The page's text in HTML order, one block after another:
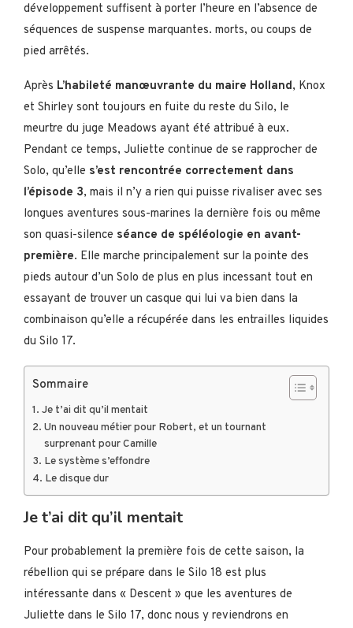
développement suffisent à porter l’heure en l’absence de
séquences de suspense marquantes. morts, ou coups de
pied arrêtés.
Après L’habileté manœuvrante du maire Holland, Knox
et Shirley sont toujours en fuite du reste du Silo, le
meurtre du juge Meadows ayant été attribué à eux.
Pendant ce temps, Juliette continue de se rapprocher de
Solo, qu’elle s’est rencontrée correctement dans
l’épisode 3, mais il n’y a rien qui puisse rivaliser avec ses
longues aventures sous-marines la dernière fois ou même
son quasi-silence séance de spéléologie en avant-
première. Elle marche principalement sur la pointe des
pieds autour d’un Solo de plus en plus incessant tout en
essayant de trouver un casque qui lui va bien dans la
combinaison qu’elle a récupérée dans les entrailles liquides
du Silo 17.
Sommaire
Je t’ai dit qu’il mentait
Un nouveau métier pour Robert, et un tournant
surprenant pour Camille
Le système s’effondre
Le disque dur
Je t’ai dit qu’il mentait
Pour probablement la première fois de cette saison, la
rébellion qui se prépare dans le Silo 18 est plus
intéressante dans « Descent » que les aventures de
Juliette dans le Silo 17, donc nous y reviendrons en